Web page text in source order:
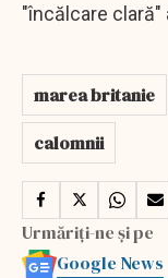
"încălcare clară"
marea britanie
calomnii
Urmăriți-ne și pe
Google News